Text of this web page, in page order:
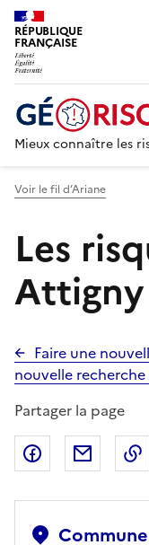
RÉPUBLIQUE
FRANÇAISE
Mieux connaître les
Voir le fil d’Ariane
Les
Attigny
Faire une
nouvelle recherche
Partager la page
Partager sur